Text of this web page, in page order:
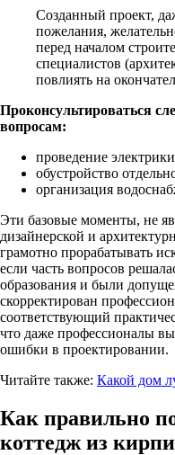
Созданный проект,
пожелания,
перед началом
специалистов
повлиять на
Проконсультироваться
вопросам:
проведение
обустройство
организация
Эти базовые моменты, не
дизайнерской и
грамотно прорабатывать
если часть вопросов
образования и были
скорректирован
соответствующий
что даже профессионалы
ошибки в проектировании.
Читайте также: Какой дом
Как правильно
коттедж из